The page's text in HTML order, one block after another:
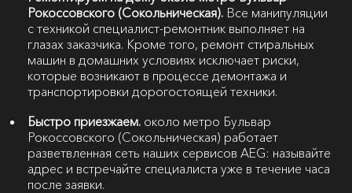
Рокоссовского (Сокольническая). Все манипуляции
с техникой специалист-ремонтник выполняет на
глазах заказчика. Кроме того, ремонт стиральных
машин в домашних условиях исключает риски,
которые возникают в процессе демонтажа и
транспортировки дорогостоящей техники.
Быстро приезжаем. около метро Бульвар
Рокоссовского (Сокольническая) работает
разветвленная сеть наших сервисов AEG: называйте
адрес и встречайте специалиста уже в течение часа
после заявки.